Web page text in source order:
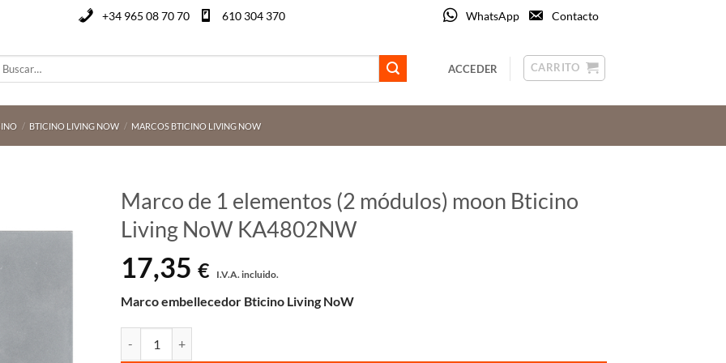
+34 965 08 70 70 610 304 370 WhatsApp Contacto
ACCEDER CARRITO
/ BTICINO LIVING NOW / MARCOS BTICINO LIVING NOW
Marco de 1 elementos (2 módulos) moon Bticino
Living NoW KA4802NW
17,35 € I.V.A. incluido.
Marco embellecedor Bticino Living NoW